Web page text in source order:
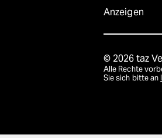
Anzeigen
© 2026 taz
Alle Rechte
Sie sich bitte an